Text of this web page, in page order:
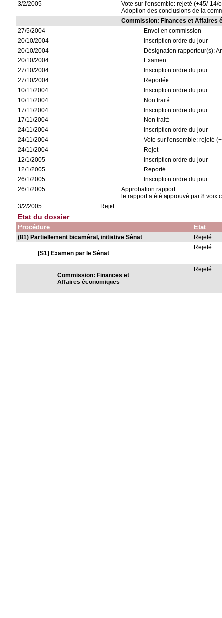
3/2/2005
Vote sur l'ensemble: rejeté (+45/-14/
Adoption des conclusions de la
Commission: Finances et Affaires
27/5/2004
Envoi en commission
20/10/2004
Inscription ordre du jour
20/10/2004
Désignation rapporteur(s):
20/10/2004
Examen
27/10/2004
Inscription ordre du jour
27/10/2004
Reportée
10/11/2004
Inscription ordre du jour
10/11/2004
Non traité
17/11/2004
Inscription ordre du jour
17/11/2004
Non traité
24/11/2004
Inscription ordre du jour
24/11/2004
Vote sur l'ensemble: rejeté
24/11/2004
Rejet
12/1/2005
Inscription ordre du jour
12/1/2005
Reporté
26/1/2005
Inscription ordre du jour
26/1/2005
Approbation rapport
le rapport a été approuvé par 8 voix
3/2/2005
Rejet
Etat du dossier
Procédure Etat
(81) Partiellement bicaméral, initiative Sénat Rejeté
[S1] Examen par le Sénat
Rejeté
Commission: Finances et
Affaires économiques
Rejeté